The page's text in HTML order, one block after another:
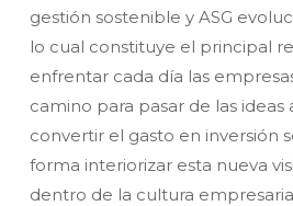
gestión sostenible y ASG
lo cual constituye el principal
enfrentar cada día las
camino para pasar de las ideas
convertir el gasto en inversión
forma interiorizar esta nueva
dentro de la cultura